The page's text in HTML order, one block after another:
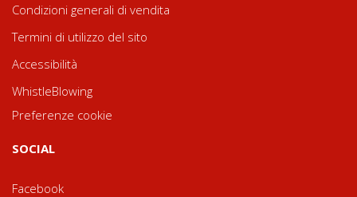
Condizioni generali di vendita
Termini di utilizzo del sito
Accessibilità
WhistleBlowing
Preferenze cookie
SOCIAL
Facebook